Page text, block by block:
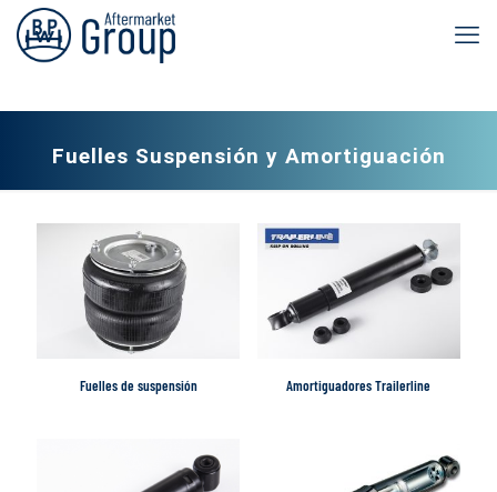
Fuelles Suspensión y Amortiguación
Fuelles de suspensión Amortiguadores Trailerline